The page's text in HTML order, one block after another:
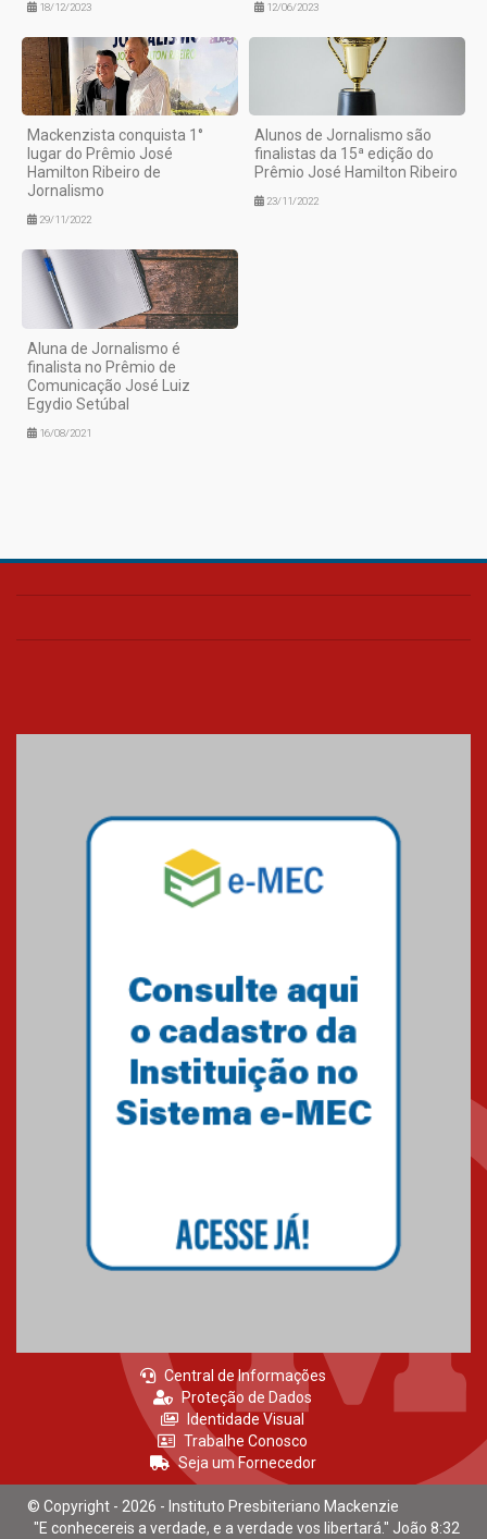
18/12/2023 12/06/2023
Mackenzista conquista 1°
lugar do Prêmio José
Hamilton Ribeiro de
Jornalismo
29/11/2022
Alunos de Jornalismo são
finalistas da 15ª edição do
Prêmio José Hamilton Ribeiro
23/11/2022
Aluna de Jornalismo é
finalista no Prêmio de
Comunicação José Luiz
Egydio Setúbal
16/08/2021
Central de Informações
Proteção de Dados
Identidade Visual
Trabalhe Conosco
Seja um Fornecedor
© Copyright - 2026 - Instituto Presbiteriano Mackenzie
"E conhecereis a verdade, e a verdade vos libertará." João 8:32